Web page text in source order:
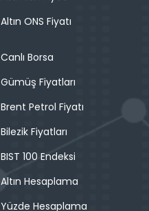
Altın ONS Fiyatı
Canlı Borsa
Gümüş Fiyatları
Brent Petrol Fiyatı
Bilezik Fiyatları
BIST 100 Endeksi
Altın Hesaplama
Yüzde Hesaplama